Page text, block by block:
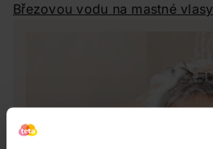
Březovou vodu na mastné vlasy